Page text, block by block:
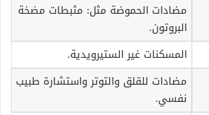
مضادات الحموضة مثل: مثبطات مضخة
البروتون.
المسكنات غير الستيرويدية.
مضادات للقلق والتوتر واستشارة طبيب
نفسي.